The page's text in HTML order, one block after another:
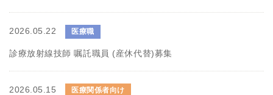
2026.05.22 医療職
診療放射線技師 嘱託職員 (産休代替)募集
2026.05.15 医療関係者向け